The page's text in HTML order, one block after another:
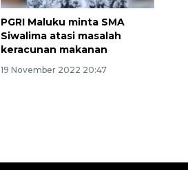
PGRI Maluku minta SMA
Siwalima atasi masalah
keracunan makanan
19 November 2022 20:47